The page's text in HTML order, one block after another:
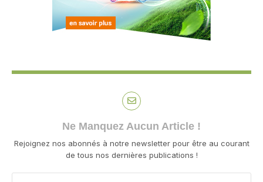
Ne Manquez Aucun Article !
Rejoignez nos abonnés à notre newsletter pour être au courant
de tous nos dernières publications !